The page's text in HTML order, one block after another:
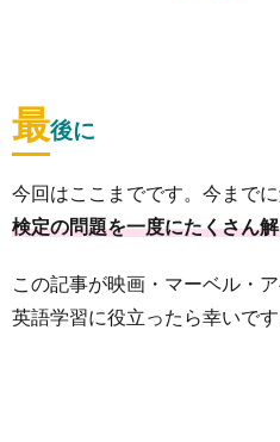
最後に
今回はここまでです。今まで
検定の問題を一度にたくさん
この記事が映画・マーベル・
英語学習に役立ったら幸いです